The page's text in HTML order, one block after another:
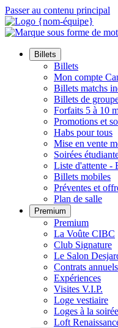
Passer au contenu principal
Billets
Billets
Mon compte
Billets matchs
Billets de
Forfaits 5 à 10
Promotions et
Habs pour tous
Mise en vente
Soirées
Liste d'attente -
Billets mobiles
Préventes et
Plan de salle
Premium
Premium
La Voûte CIBC
Club Signature
Le Salon
Contrats annuels
Expériences
Visites V.I.P.
Loge vestiaire
Loges à la soirée
Loft